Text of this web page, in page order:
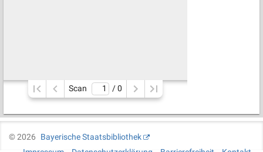
Scan / 0
©2026
Bayerische Staatsbibliothek